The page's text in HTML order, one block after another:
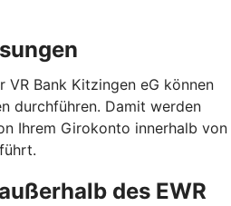
VR Bank Kitzingen eG können
durchführen. Damit werden
Ihrem Girokonto innerhalb von
des EWR